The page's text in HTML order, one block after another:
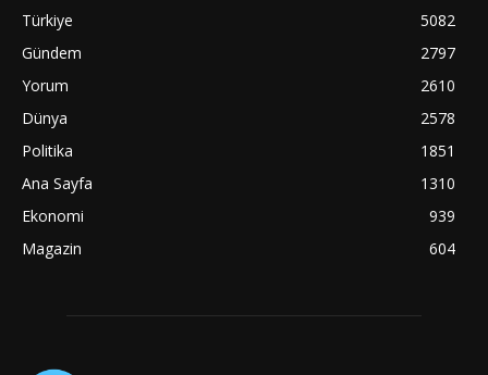
Türkiye
5082
Gündem
2797
Yorum
2610
Dünya
2578
Politika
1851
Ana Sayfa
1310
Ekonomi
939
Magazin
604